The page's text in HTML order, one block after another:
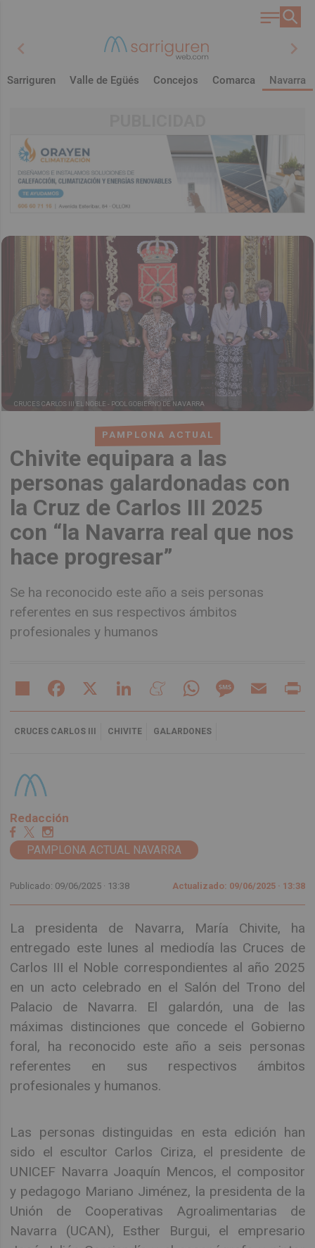
chevron_left chevron_right
Sarriguren Valle de Egüés Concejos Comarca Navarra
PAMPLONA ACTUAL
Chivite equipara a las
personas galardonadas con
la Cruz de Carlos III 2025
con “la Navarra real que nos
hace progresar”
Se ha reconocido este año a seis personas
referentes en sus respectivos ámbitos
profesionales y humanos
CRUCES CARLOS III EL NOBLE - POOL GOBIERNO DE NAVARRA
Share Facebook LinkedIn MeneameWhatsAppMessageEmail
CRUCES CARLOS III CHIVITE GALARDONES
Redacción
PAMPLONA ACTUAL NAVARRA
Publicado: 09/06/2025 · 13:38 Actualizado: 09/06/2025 · 13:38
La presidenta de Navarra, María Chivite, ha
entregado este lunes al mediodía las Cruces de
Carlos III el Noble correspondientes al año 2025
en un acto celebrado en el Salón del Trono del
Palacio de Navarra. El galardón, una de las
máximas distinciones que concede el Gobierno
foral, ha reconocido este año a seis personas
referentes en sus respectivos ámbitos
profesionales y humanos.
Las personas distinguidas en esta edición han
sido el escultor Carlos Ciriza, el presidente de
UNICEF Navarra Joaquín Mencos, el compositor
y pedagogo Mariano Jiménez, la presidenta de la
Unión de Cooperativas Agroalimentarias de
Navarra (UCAN), Esther Burgui, el empresario